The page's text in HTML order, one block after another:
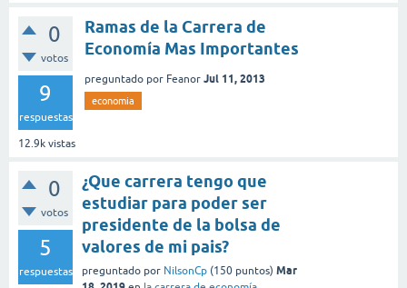
0
votos
9
respuestas
12.9k vistas
Ramas de la Carrera de
Economía Mas Importantes
preguntado por Feanor Jul 11, 2013
economia
0
votos
5
respuestas
¿Que carrera tengo que
estudiar para poder ser
presidente de la bolsa de
valores de mi pais?
preguntado por NilsonCp (150 puntos) Mar